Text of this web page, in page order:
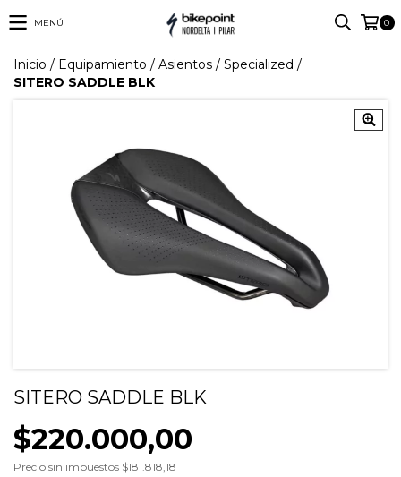
MENÚ 0
Inicio / Equipamiento / Asientos / Specialized /
SITERO SADDLE BLK
SITERO SADDLE BLK
$220.000,00
Precio sin impuestos $181.818,18